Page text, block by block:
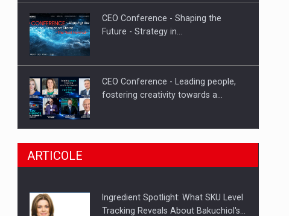
CEO Conference - Shaping the
Future - Strategy in…
CEO Conference - Leading people,
fostering creativity towards a…
CEO Conference - Shaping The
Webinar - Business Evolution-
ARTICOLE
Ingredient Spotlight: What SKU Level
Tracking Reveals About Bakuchiol's…